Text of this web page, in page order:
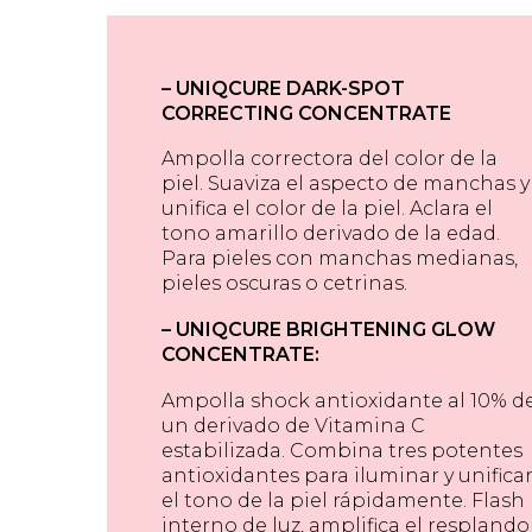
– UNIQCURE DARK-SPOT
CORRECTING CONCENTRATE
Ampolla correctora del color de la
piel. Suaviza el aspecto de manchas y
unifica el color de la piel. Aclara el
tono amarillo derivado de la edad.
Para pieles con manchas medianas,
pieles oscuras o cetrinas.
– UNIQCURE BRIGHTENING GLOW
CONCENTRATE:
Ampolla shock antioxidante al 10%
un derivado de Vitamina C
estabilizada. Combina tres potentes
antioxidantes para iluminar y unificar
el tono de la piel rápidamente. Flash
interno de luz, amplifica el